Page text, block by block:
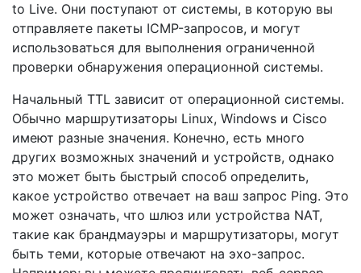
to Live. Они поступают от системы, в которую вы
отправляете пакеты ICMP-запросов, и могут
использоваться для выполнения ограниченной
проверки обнаружения операционной системы.
Начальный TTL зависит от операционной системы.
Обычно маршрутизаторы Linux, Windows и Cisco
имеют разные значения. Конечно, есть много
других возможных значений и устройств, однако
это может быть быстрый способ определить,
какое устройство отвечает на ваш запрос Ping. Это
может означать, что шлюз или устройства NAT,
такие как брандмауэры и маршрутизаторы, могут
быть теми, которые отвечают на эхо-запрос.